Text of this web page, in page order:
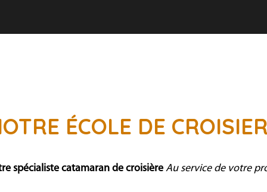
ÉCOLE DE
spécialiste catamaran de croisière Au service de votre